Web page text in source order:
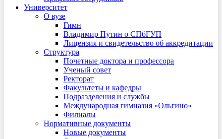
Университет
О вузе
Гимн
Владимир Путин о СПбГУП
Лицензия и свидетельство об аккредитации
Структура
Почетные доктора и профессора
Ученый совет
Ректорат
Факультеты и кафедры
Подразделения и службы
Международная гимназия «Ольгино»
Филиалы
Нормативные документы
Новые документы